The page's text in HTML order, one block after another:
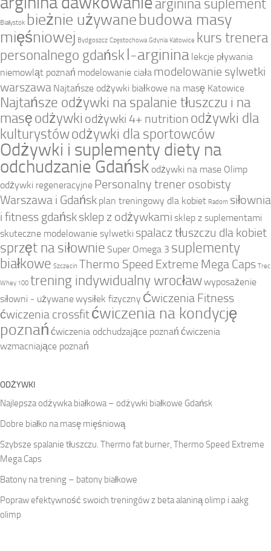
arginina suplement
Białystok bieżnie używanebudowa masy
mięśniowej Bydgoszcz Częstochowa Gdynia Katowice kurs trenera
personalnego gdańsk l-arginina lekcje pływania
niemowląt poznań modelowanie ciała modelowanie sylwetki
warszawa Najtańsze odżywki białkowe na masę Katowice
Najtańsze odżywki na spalanie tłuszczu i na
masęodżywki odżywki 4+ nutrition odżywki dla
kulturystówodżywki dla sportowców
Odżywki i suplementy diety na
odchudzanie Gdańsk odżywki na mase Olimp
odżywki regeneracyjne Personalny trener osobisty
Warszawa i Gdańsk plan treningowy dla kobiet Radom siłownia
i fitness gdańsksklep z odżywkami sklep z suplementami
skuteczne modelowanie sylwetki spalacz tłuszczu dla kobiet
sprzęt na siłownie Super Omega 3 suplementy
białkowe Szczecin Thermo Speed Extreme Mega Caps Trec
Whey 100 trening indywidualny wrocławwyposażenie
siłowni - używanewysiłek fizyczny Ćwiczenia Fitness
ćwiczenia crossfitćwiczenia na kondycję
poznań ćwiczenia odchudzające poznań ćwiczenia
wzmacniające poznań
ODŻYWKI
Najlepsza odżywka białkowa – odżywki białkowe Gdańsk
Dobre białko na masę mięśniową
Szybsze spalanie tłuszczu. Thermo fat burner, Thermo Speed Extreme
Mega Caps
Batony na trening – batony białkowe
Popraw efektywność swoich treningów z beta alaniną olimp i aakg
olimp